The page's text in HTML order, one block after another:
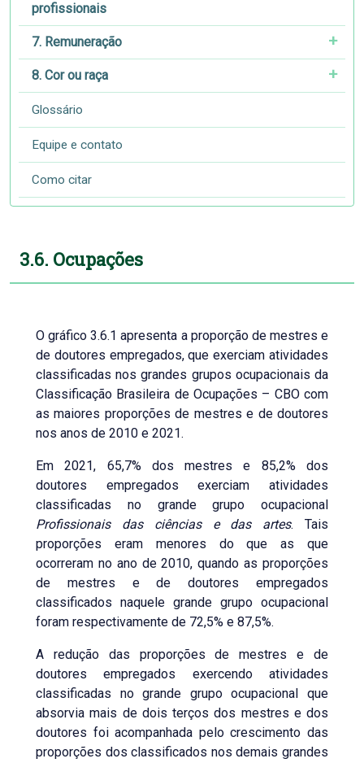
profissionais
7. Remuneração
8. Cor ou raça
Glossário
Equipe e contato
Como citar
3.6. Ocupações
O gráfico 3.6.1 apresenta a proporção de mestres e
de doutores empregados, que exerciam atividades
classificadas nos grandes grupos ocupacionais da
Classificação Brasileira de Ocupações – CBO com
as maiores proporções de mestres e de doutores
nos anos de 2010 e 2021.
Em 2021, 65,7% dos mestres e 85,2% dos
doutores empregados exerciam atividades
classificadas no grande grupo ocupacional
Profissionais das ciências e das artes. Tais
proporções eram menores do que as que
ocorreram no ano de 2010, quando as proporções
de mestres e de doutores empregados
classificados naquele grande grupo ocupacional
foram respectivamente de 72,5% e 87,5%.
A redução das proporções de mestres e de
doutores empregados exercendo atividades
classificadas no grande grupo ocupacional que
absorvia mais de dois terços dos mestres e dos
doutores foi acompanhada pelo crescimento das
proporções dos classificados nos demais grandes